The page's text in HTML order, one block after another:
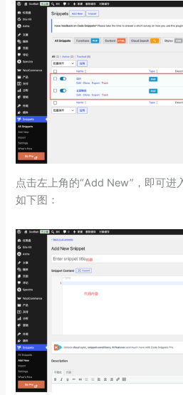
点击左上角的“Add New”，即可进
如下图：